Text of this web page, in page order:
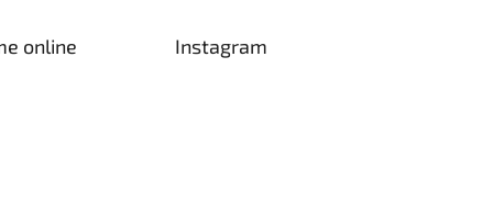
online
Instagram